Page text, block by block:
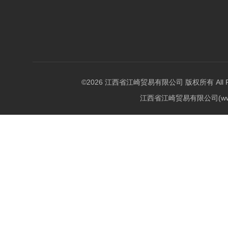
©2026 江西省江崎贸易有限公司 版权所有 All
江西省江崎贸易有限公司